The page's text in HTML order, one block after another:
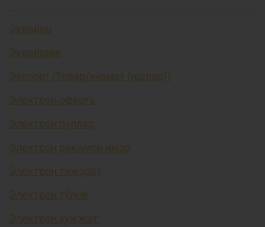
Эквайер
Эквайринг
Экспорт (Товар/хизмат (ишлар))
Электрон оферта
Электрон пуллар
Электрон рақамли имзо
Электрон тижорат
Электрон тўлов
Электрон ҳужжат